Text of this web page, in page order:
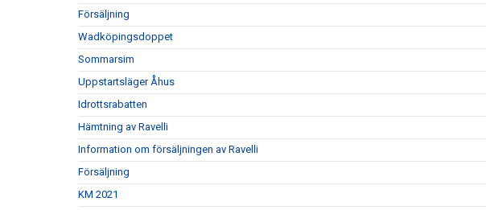
Försäljning
Wadköpingsdoppet
Sommarsim
Uppstartsläger Åhus
Idrottsrabatten
Hämtning av Ravelli
Information om försäljningen av Ravelli
Försäljning
KM 2021